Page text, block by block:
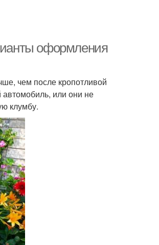
оформления
чем после кропотливой
или они не
клумбу.